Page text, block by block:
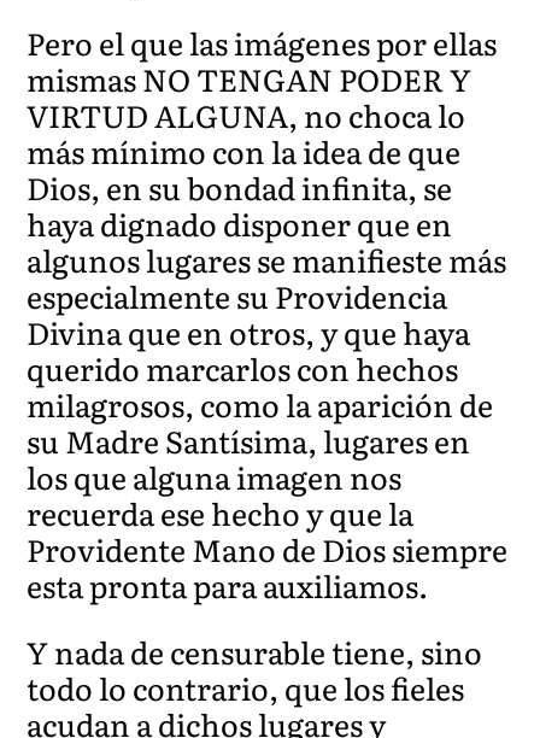
Pero el que las imágenes por ellas
mismas NO TENGAN PODER Y
VIRTUD ALGUNA, no choca lo
más mínimo con la idea de que
Dios, en su bondad infinita, se
haya dignado disponer que en
algunos lugares se manifieste más
especialmente su Providencia
Divina que en otros, y que haya
querido marcarlos con hechos
milagrosos, como la aparición de
su Madre Santísima, lugares en
los que alguna imagen nos
recuerda ese hecho y que la
Providente Mano de Dios siempre
esta pronta para auxiliamos.
Y nada de censurable tiene, sino
todo lo contrario, que los fieles
acudan a dichos lugares y